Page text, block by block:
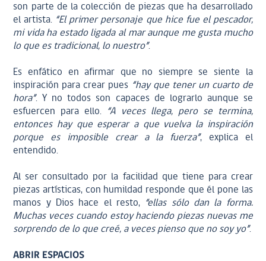
son parte de la colección de piezas que ha desarrollado
el artista. “El primer personaje que hice fue el pescador,
mi vida ha estado ligada al mar aunque me gusta mucho
lo que es tradicional, lo nuestro”.
Es enfático en afirmar que no siempre se siente la
inspiración para crear pues “hay que tener un cuarto de
hora”. Y no todos son capaces de lograrlo aunque se
esfuercen para ello. “A veces llega, pero se termina,
entonces hay que esperar a que vuelva la inspiración
porque es imposible crear a la fuerza”, explica el
entendido.
Al ser consultado por la facilidad que tiene para crear
piezas artísticas, con humildad responde que él pone las
manos y Dios hace el resto, “ellas sólo dan la forma.
Muchas veces cuando estoy haciendo piezas nuevas me
sorprendo de lo que creé, a veces pienso que no soy yo”.
ABRIR ESPACIOS